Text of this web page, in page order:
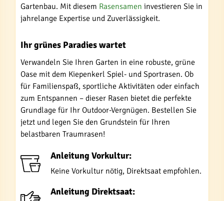
Gartenbau. Mit diesem Rasensamen investieren Sie in
jahrelange Expertise und Zuverlässigkeit.
Ihr grünes Paradies wartet
Verwandeln Sie Ihren Garten in eine robuste, grüne
Oase mit dem Kiepenkerl Spiel- und Sportrasen. Ob
für Familienspaß, sportliche Aktivitäten oder einfach
zum Entspannen – dieser Rasen bietet die perfekte
Grundlage für Ihr Outdoor-Vergnügen. Bestellen Sie
jetzt und legen Sie den Grundstein für Ihren
belastbaren Traumrasen!
Anleitung Vorkultur:
Keine Vorkultur nötig, Direktsaat empfohlen.
Anleitung Direktsaat: